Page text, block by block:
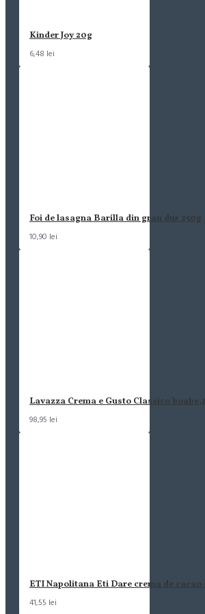
Kinder Joy 20g
6,48 lei
Foi de lasagna Barilla din grau dur 250g
10,90 lei
Lavazza Crema e Gusto Classico
98,95 lei
ETI Napolitana Eti Dare crema de
41,55 lei